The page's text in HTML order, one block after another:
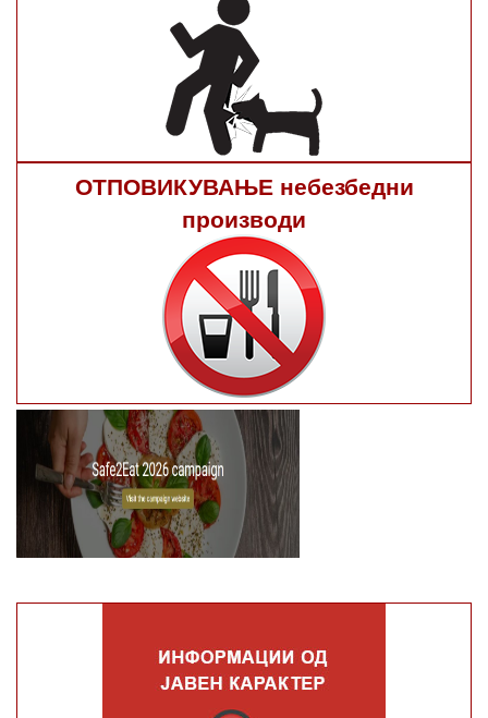
ОТПОВИКУВАЊЕ небезбедни
производи